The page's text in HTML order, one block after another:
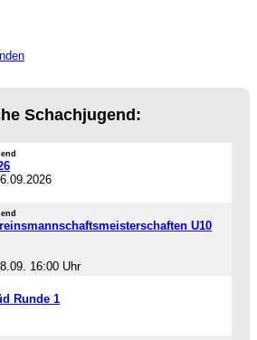
Schachjugend:
U10
16:00 Uhr
Runde 1